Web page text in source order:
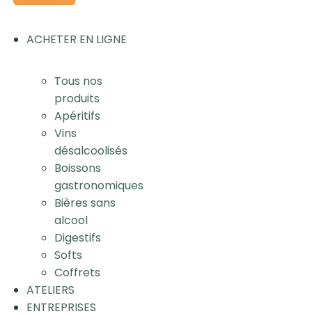
ACHETER EN LIGNE
Tous nos
produits
Apéritifs
Vins
désalcoolisés
Boissons
gastronomiques
Bières sans
alcool
Digestifs
Softs
Coffrets
ATELIERS
ENTREPRISES